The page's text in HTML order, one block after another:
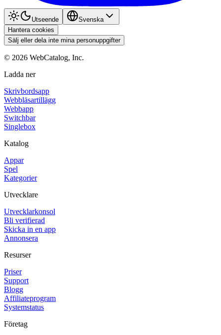
Utseende
Svenska
Hantera cookies
Sälj eller dela inte mina personuppgifter
© 2026 WebCatalog, Inc.
Ladda ner
Skrivbordsapp
Webbläsartillägg
Webbapp
Switchbar
Singlebox
Katalog
Appar
Spel
Kategorier
Utvecklare
Utvecklarkonsol
Bli verifierad
Skicka in en app
Annonsera
Resurser
Priser
Support
Blogg
Affiliateprogram
Systemstatus
Företag